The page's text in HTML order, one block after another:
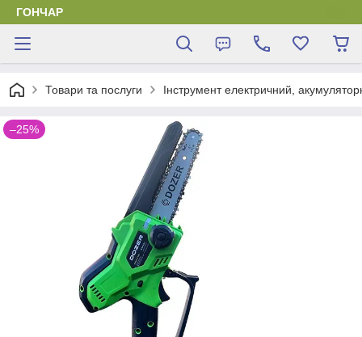
ГОНЧАР
Товари та послуги Інструмент електричний,
–25%